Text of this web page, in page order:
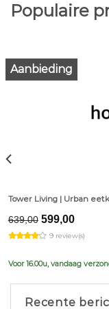
Populaire
Aanbieding
Tower Living | Urban
639,00 Original
price
was:
599,00
is:
9 review(s)
Voor 16.00u, vandaag
Recente